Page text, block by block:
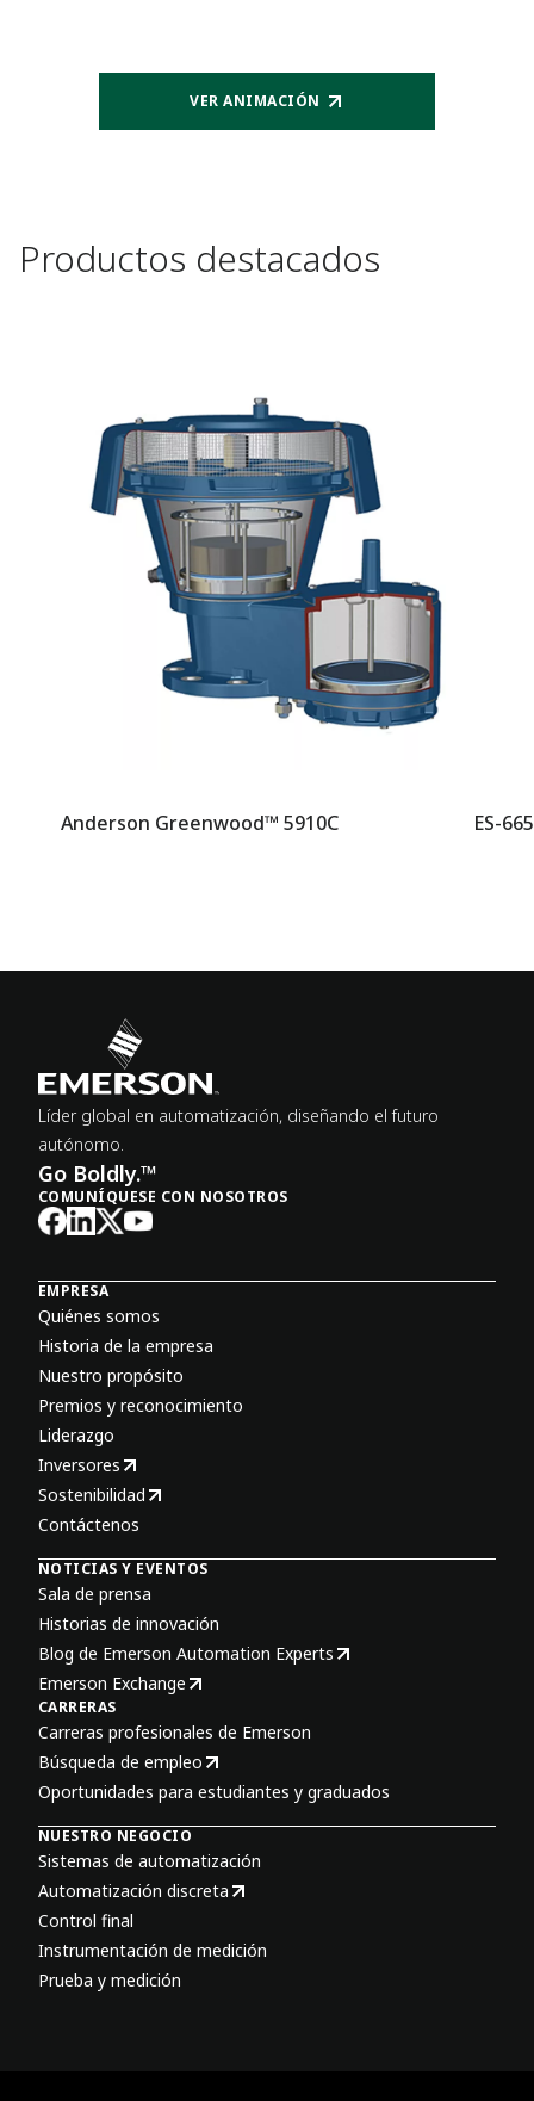
VER ANIMACIÓN
Productos destacados
Anderson Greenwood™ 5910C ES-
Líder global en automatización, diseñando el futuro
autónomo.
Go Boldly.™
COMUNÍQUESE CON NOSOTROS
EMPRESA
Quiénes somos
Historia de la empresa
Nuestro propósito
Premios y reconocimiento
Liderazgo
Inversores
Sostenibilidad
Contáctenos
NOTICIAS Y EVENTOS
Sala de prensa
Historias de innovación
Blog de Emerson Automation Experts
Emerson Exchange
CARRERAS
Carreras profesionales de Emerson
Búsqueda de empleo
Oportunidades para estudiantes y graduados
NUESTRO NEGOCIO
Sistemas de automatización
Automatización discreta
Control final
Instrumentación de medición
Prueba y medición